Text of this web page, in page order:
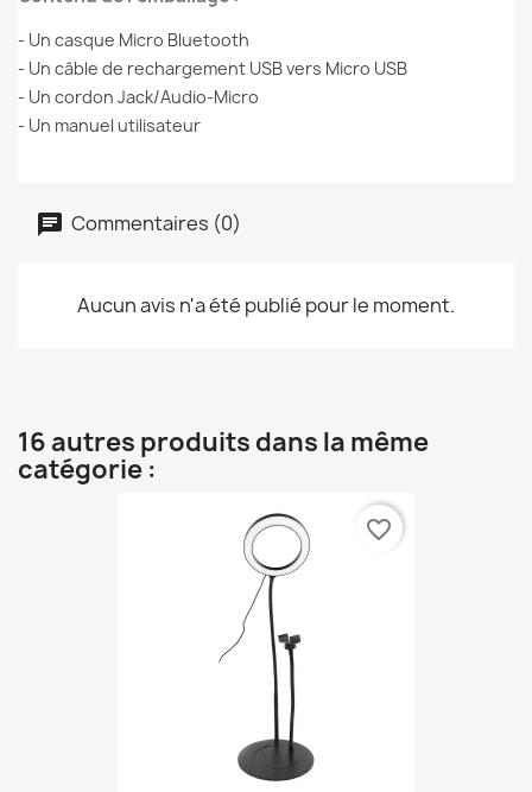
- Un casque Micro Bluetooth
- Un câble de rechargement USB vers Micro USB
- Un cordon Jack/Audio-Micro
- Un manuel utilisateur
Commentaires (0)
Aucun avis n'a été publié pour le moment.
16 autres produits dans la même
catégorie :
favorite_border